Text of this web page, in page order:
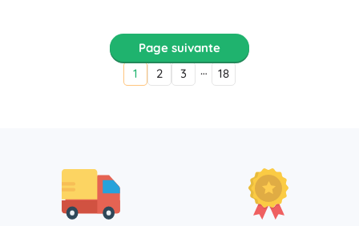
Page suivante
1
2 3 … 18